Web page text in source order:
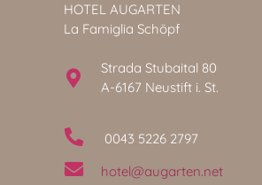
HOTEL AUGARTEN
La Famiglia Schöpf
Strada Stubaital 80
A-6167 Neustift i. St.
0043 5226 2797
hotel@augarten.net